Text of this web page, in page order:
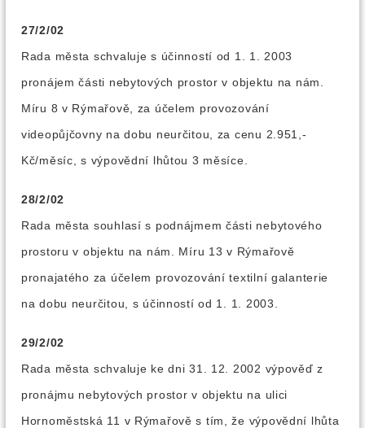
27/2/02
Rada města schvaluje s účinností od 1. 1. 2003
pronájem části nebytových prostor v objektu na nám.
Míru 8 v Rýmařově, za účelem provozování
videopůjčovny na dobu neurčitou, za cenu 2.951,-
Kč/měsíc, s výpovědní lhůtou 3 měsíce.
28/2/02
Rada města souhlasí s podnájmem části nebytového
prostoru v objektu na nám. Míru 13 v Rýmařově
pronajatého za účelem provozování textilní galanterie
na dobu neurčitou, s účinností od 1. 1. 2003.
29/2/02
Rada města schvaluje ke dni 31. 12. 2002 výpověď z
pronájmu nebytových prostor v objektu na ulici
Hornoměstská 11 v Rýmařově s tím, že výpovědní lhůta